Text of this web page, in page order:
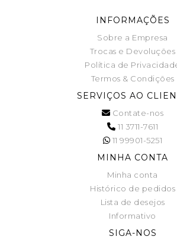
INFORMAÇÕES
Sobre a Empresa
Trocas e Devoluções
Política de
Termos & Condições
SERVIÇOS AO
Contate-nos
11 3711-7611
11 99901-5251
MINHA CONTA
Minha conta
Histórico de pedidos
Lista de desejos
Informativo
SIGA-NOS